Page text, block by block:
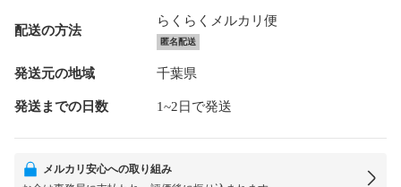
配送の方法
らくらくメルカリ便
匿名配送
発送元の地域 千葉県
発送までの日数 1~2日で発送
メルカリ安心への取り組み